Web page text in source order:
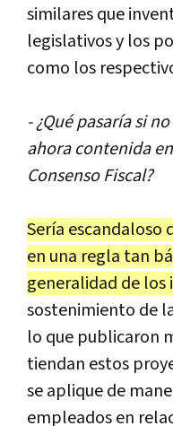
similaresque
legislativosy los
como los
- ¿Quépasaríasino
ahora contenida en
Consenso Fiscal?
Sería escandaloso
en una regla tan bá
generalidad de los
sostenimiento de
lo que publicaron
tiendan estos
seapliquede
empleadosen